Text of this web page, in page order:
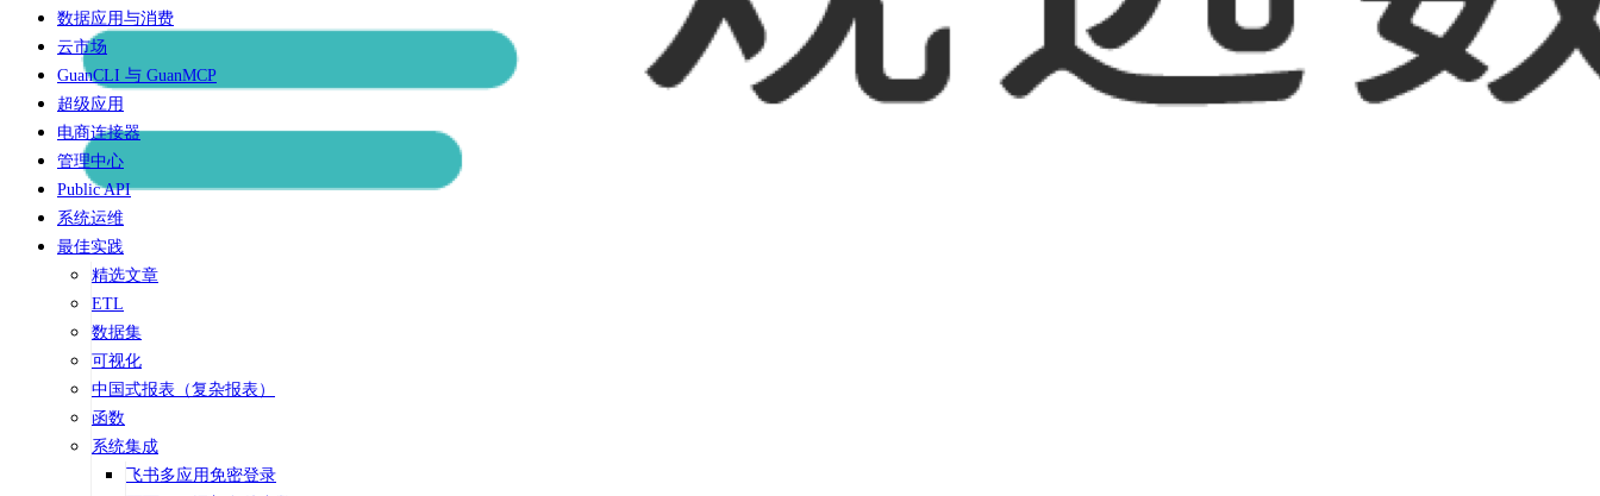
数据应用与消费
云市场
GuanCLI 与 GuanMCP
超级应用
电商连接器
管理中心
Public API
系统运维
最佳实践
精选文章
ETL
数据集
可视化
中国式报表（复杂报表）
函数
系统集成
飞书多应用免密登录